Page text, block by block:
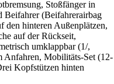
Stoßfänger in
Beifahrer (Beifahrerairbag
den hinteren Außenplätzen,
auf der Rückseit,
umklappbar (1/,
Anfahren, Mobilitäts-Set (12-
Kopfstützen hinten